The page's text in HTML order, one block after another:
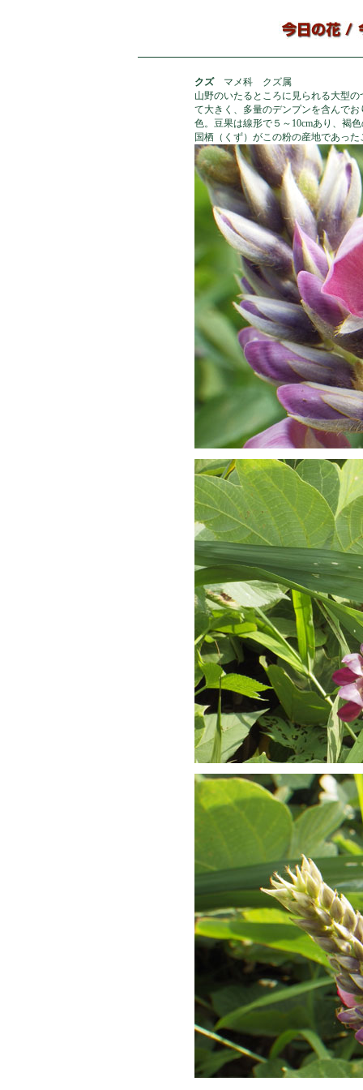
クズマメ科 クズ属
山野のいたるところに見られる大型
て大きく、多量のデンプンを含んで
色。豆果は線形で５～10cmあり、褐
国栖（くず）がこの粉の産地であっ